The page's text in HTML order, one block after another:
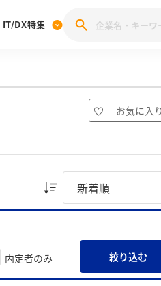
記投稿キャンペーン
み
DX特集
お気に入り
内定者のみ 絞り込む